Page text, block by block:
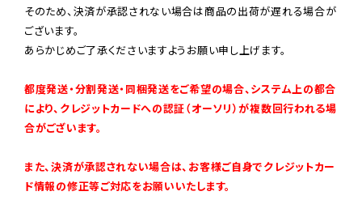
そのため、決済が承認されない場合は商品の出荷が遅れる場合が
ございます。
あらかじめご了承くださいますようお願い申し上げます。
都度発送・分割発送・同梱発送をご希望の場合、システム上の都合
により、クレジットカードへの認証（オーソリ）が複数回行われる場
合がございます。
また、決済が承認されない場合は、お客様ご自身でクレジットカー
ド情報の修正等ご対応をお願いいたします。